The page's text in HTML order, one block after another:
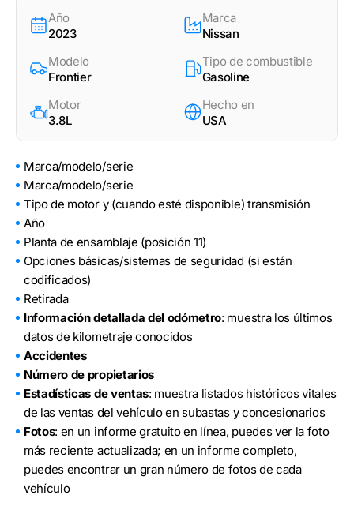
Año
2023
Marca
Nissan
Modelo
Frontier
Tipo de combustible
Gasoline
Motor
3.8L
Hecho en
USA
Marca/modelo/serie
Marca/modelo/serie
Tipo de motor y (cuando esté disponible) transmisión
Año
Planta de ensamblaje (posición 11)
Opciones básicas/sistemas de seguridad (si están
codificados)
Retirada
Información detallada del odómetro: muestra los últimos
datos de kilometraje conocidos
Accidentes
Número de propietarios
Estadísticas de ventas: muestra listados históricos vitales
de las ventas del vehículo en subastas y concesionarios
Fotos: en un informe gratuito en línea, puedes ver la foto
más reciente actualizada; en un informe completo,
puedes encontrar un gran número de fotos de cada
vehículo